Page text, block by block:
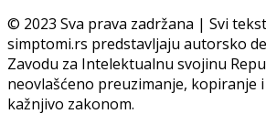
© 2023 Sva prava zadržana | Svi
simptomi.rs predstavljaju autorsko
Zavodu za Intelektualnu svojinu
neovlašćeno preuzimanje, kopiranje
kažnjivo zakonom.